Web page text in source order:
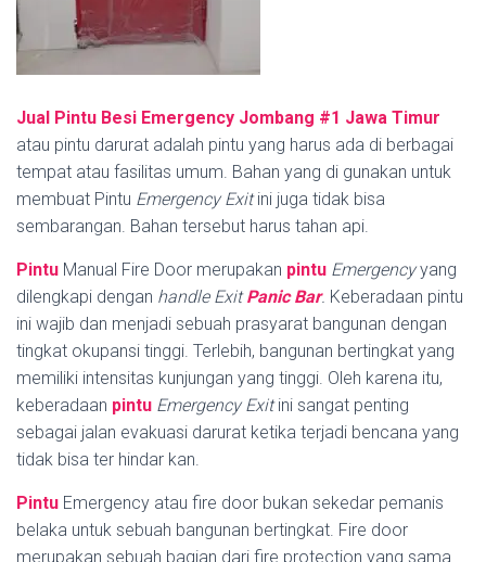
Jual Pintu Besi Emergency Jombang #1 Jawa Timur
atau pintu darurat adalah pintu yang harus ada di berbagai
tempat atau fasilitas umum. Bahan yang di gunakan untuk
membuat Pintu Emergency Exitini juga tidak bisa
sembarangan. Bahan tersebut harus tahan api.
Pintu Manual Fire Door merupakan pintu Emergencyyang
dilengkapi dengan handleExit Panic Bar. Keberadaan pintu
ini wajib dan menjadi sebuah prasyarat bangunan dengan
tingkat okupansi tinggi. Terlebih, bangunan bertingkat yang
memiliki intensitas kunjungan yang tinggi. Oleh karena itu,
keberadaan pintu Emergency Exitini sangat penting
sebagai jalan evakuasi darurat ketika terjadi bencana yang
tidak bisa ter hindar kan.
Pintu Emergency atau fire door bukan sekedar pemanis
belaka untuk sebuah bangunan bertingkat. Fire door
merupakan sebuah bagian dari fire protection yang sama